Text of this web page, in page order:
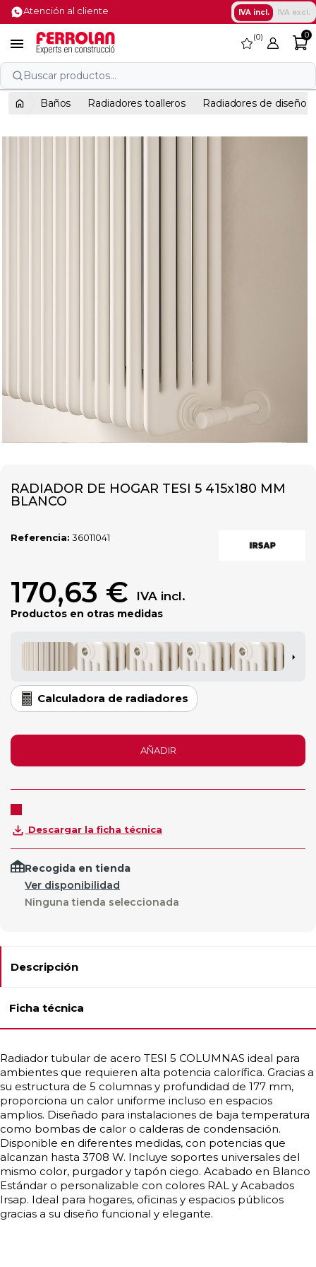
Atención al cliente IVA incl. IVA excl.
 favorite
0 0
Buscar productos...
Baños Radiadores toalleros Radiadores de diseño
RADIADOR DE HOGAR TESI 5 415x180 MM
BLANCO
Referencia: 36011041
170,63 € IVA incl.
Productos en otras medidas
Calculadora de radiadores
AÑADIR
Descargar la ficha técnica
Recogida en tienda
Ver disponibilidad
Ninguna tienda seleccionada
Descripción
Ficha técnica
Radiador tubular de acero TESI 5 COLUMNAS ideal para
ambientes que requieren alta potencia calorífica. Gracias a
su estructura de 5 columnas y profundidad de 177 mm,
proporciona un calor uniforme incluso en espacios
amplios. Diseñado para instalaciones de baja temperatura
como bombas de calor o calderas de condensación.
Disponible en diferentes medidas, con potencias que
alcanzan hasta 3708 W. Incluye soportes universales del
mismo color, purgador y tapón ciego. Acabado en Blanco
Estándar o personalizable con colores RAL y Acabados
Irsap. Ideal para hogares, oficinas y espacios públicos
gracias a su diseño funcional y elegante.